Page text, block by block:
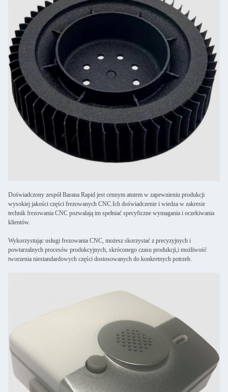
Doświadczony zespół Barana Rapid jest cennym atutem w zapewnieniu produkcji
wysokiej jakości części frezowanych CNC.Ich doświadczenie i wiedza w zakresie
technik frezowania CNC pozwalają im spełniać specyficzne wymagania i oczekiwania
klientów.
Wykorzystując usługi frezowania CNC, możesz skorzystać z precyzyjnych i
powtarzalnych procesów produkcyjnych, skróconego czasu produkcji,i możliwość
tworzenia niestandardowych części dostosowanych do konkretnych potrzeb.